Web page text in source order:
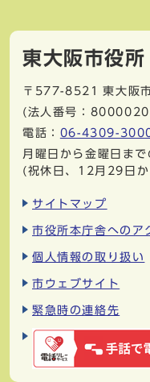
東大阪市役所
〒577-8521
東大阪
(法人番号：
電話： 06-4309-
月曜日から金曜日ま
(祝休日、12月29日
サイトマップ
市役所本庁舎へのア
個人情報の取り扱い
市ウェブサイト
緊急時の連絡先